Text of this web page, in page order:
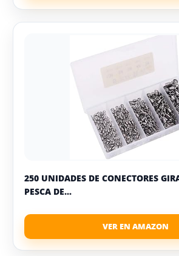
250 UNIDADES DE CONECTORES
PESCA DE...